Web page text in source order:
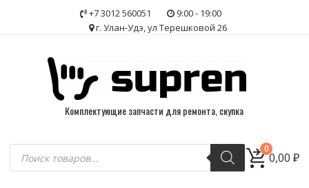
+7 3012 560051
9:00 - 19:00
г. Улан-Удэ, ул Терешковой 26
Комплектующие запчасти для ремонта, скупка
Поиск
товаров
0
0,00₽